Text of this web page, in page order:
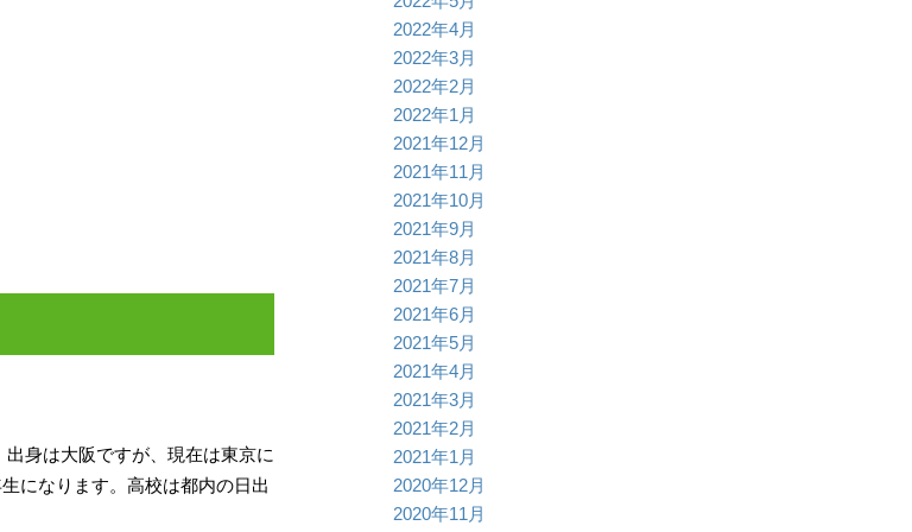
身は大阪ですが、現在は東京に
になります。高校は都内の日出
2022年4月
2022年3月
2022年2月
2022年1月
2021年12月
2021年11月
2021年10月
2021年9月
2021年8月
2021年7月
2021年6月
2021年5月
2021年4月
2021年3月
2021年2月
2021年1月
2020年12月
2020年11月